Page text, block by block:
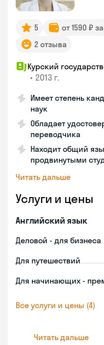
5 от 1590 ₽
2 отзыва
Курский
• 2013 г.
Имеет степень
наук
Обладает
переводчика
Находит общий
продвинутыми
Читать дальше
Услуги и цены
Английский язык
Деловой - для бизнеса
Для путешествий
Для начинающих -
Все услуги и цены (4)
Читать дальше